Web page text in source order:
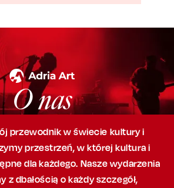
O nas
przewodnik w świecie kultury i
przestrzeń,w której kultura i
dla każdego. Nasze wydarzenia
z dbałością o każdy szczegół,